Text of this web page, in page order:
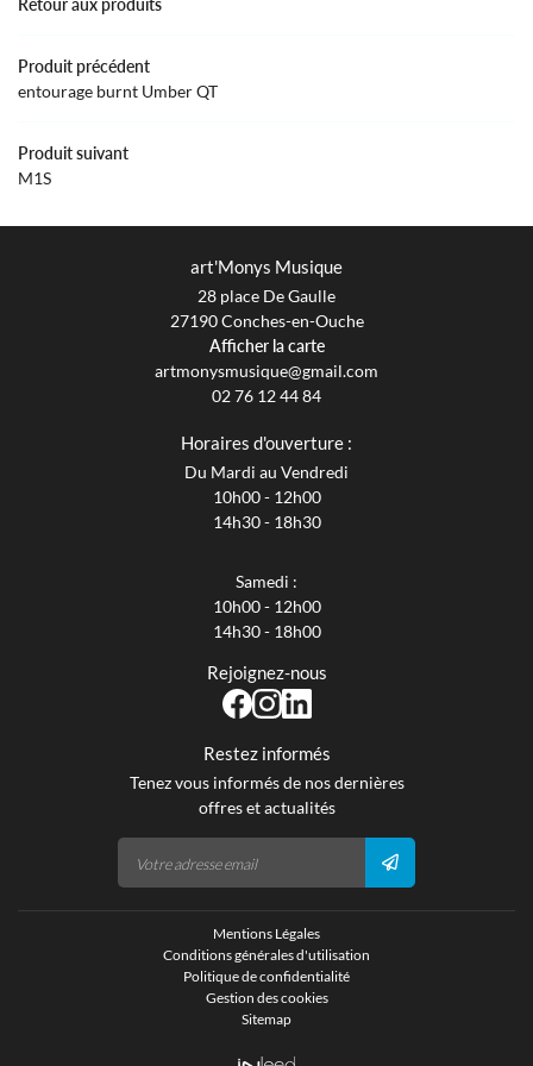
AVIS
ACTUALITÉS
Produit précédent
entourage burnt Umber QT
Produit suivant
M1S
art'Monys Musique
28 place De Gaulle
27190 Conches-en-Ouche
Afficher la carte
02 76 12 44 84
Horaires d'ouverture :
Du Mardi au Vendredi
10h00 - 12h00
14h30 - 18h30
Samedi :
10h00 - 12h00
14h30 - 18h00
Rejoignez-nous
Restez informés
Tenez vous informés de nos dernières
offres et actualités
Mentions Légales
Conditions générales d'utilisation
Politique de confidentialité
Gestion des cookies
Sitemap